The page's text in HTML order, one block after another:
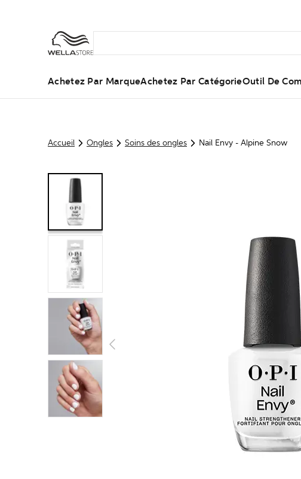
Achetez Par MarqueAchetez Par CatégorieOutil De
Accueil Ongles Soins des ongles Nail Envy - Alpine Snow